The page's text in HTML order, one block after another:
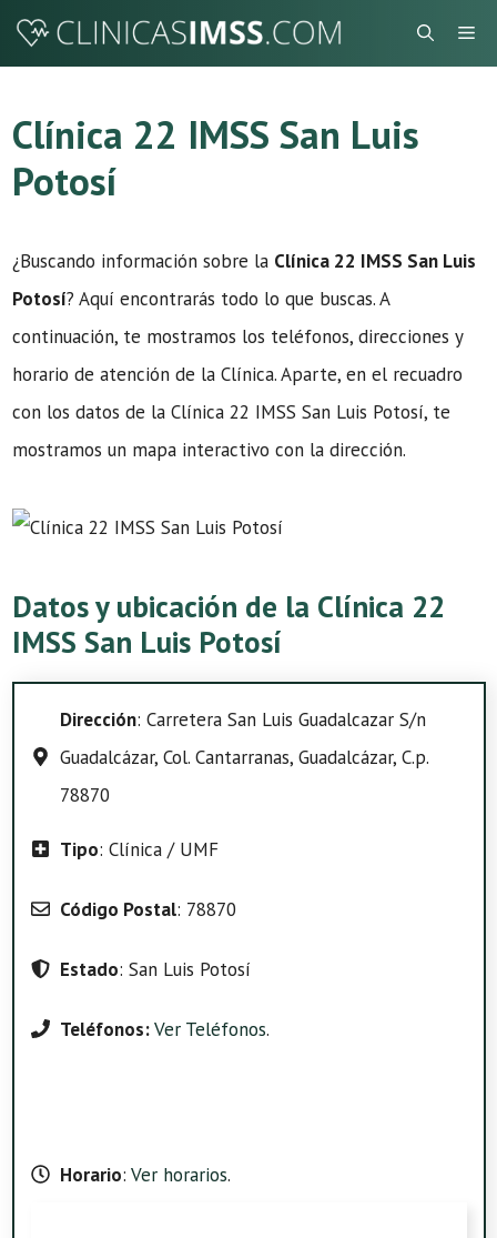
Saltar
Clínica 22 IMSS San Luis
Potosí
¿Buscando información sobre la Clínica 22 IMSS San Luis
Potosí? Aquí encontrarás todo lo que buscas. A
continuación, te mostramos los teléfonos, direcciones y
horario de atención de la Clínica. Aparte, en el recuadro
con los datos de la Clínica 22 IMSS San Luis Potosí, te
mostramos un mapa interactivo con la dirección.
Datos y ubicación de la Clínica 22
IMSS San Luis Potosí
Dirección: Carretera San Luis Guadalcazar S/n
Guadalcázar, Col. Cantarranas, Guadalcázar, C.p.
78870
Tipo: Clínica / UMF
Código Postal: 78870
Estado: San Luis Potosí
Teléfonos:Ver Teléfonos.
Horario: Ver horarios.